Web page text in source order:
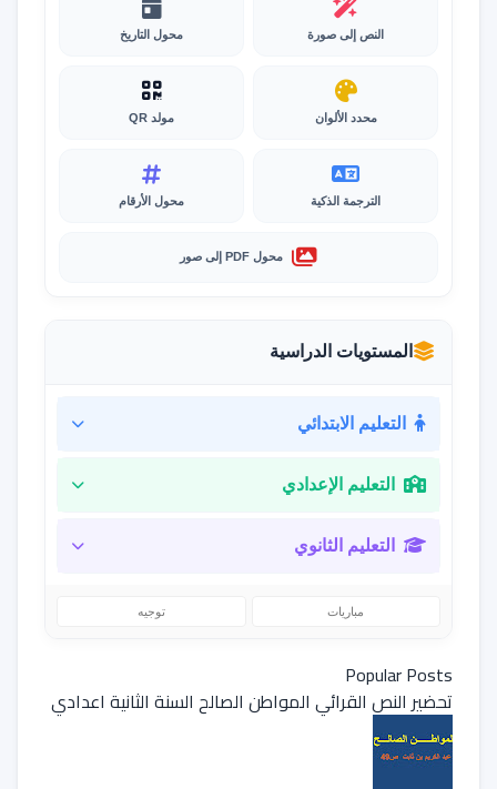
النص إلى صورة محول التاريخ
محدد الألوان مولد QR
الترجمة الذكية محول الأرقام
محول PDF إلى صور
المستويات الدراسية
التعليم الابتدائي
التعليم الإعدادي
التعليم الثانوي
مباريات توجيه
Popular Posts
تحضير النص القرائي المواطن الصالح السنة الثانية اعدادي